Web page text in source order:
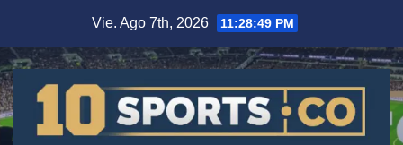
Vie. Ago 7th, 2026 11:28:50 PM